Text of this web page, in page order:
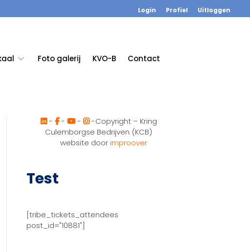
Login Profiel Uitloggen
Foto galerij KVO-B Contact
- - -
-Copyright – Kring
Culemborgse Bedrijven (KCB)
website doorimproover
Test
[tribe_tickets_attendees
post_id="10881"]